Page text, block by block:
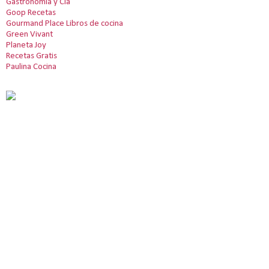
Gastronomía y Cia
Goop Recetas
Gourmand Place Libros de cocina
Green Vivant
Planeta Joy
Recetas Gratis
Paulina Cocina